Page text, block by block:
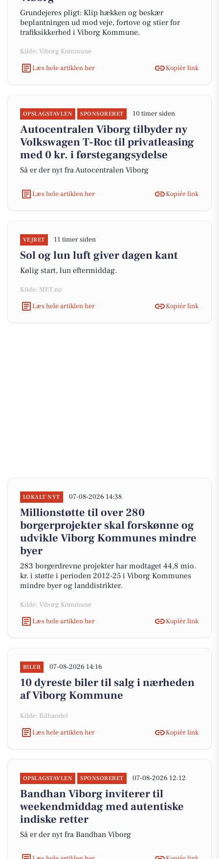
Grundejeres pligt: Klip hækken og beskær
beplantningen ud mod veje, fortove og stier for
trafiksikkerhed i Viborg Kommune.
Kilde: Viborg Kommune
Læs hele artiklen her
Kopiér link
OPSLAGSTAVLEN SPONSORERET 10 timer siden
Autocentralen Viborg tilbyder ny
Volkswagen T-Roc til privatleasing
med 0 kr. i førstegangsydelse
Så er der nyt fra Autocentralen Viborg
Læs hele artiklen her Kopiér link
VEJRET 11 timer siden
Sol og lun luft giver dagen kant
Kølig start, lun eftermiddag.
Kilde: MET.no
Læs hele artiklen her
Kopiér link
LOKALT NYT 07-08-2026 14:38
Millionstøtte til over 280
borgerprojekter skal forskønne og
udvikle Viborg Kommunes mindre
byer
283 borgerdrevne projekter har modtaget 44,8 mio.
kr. i støtte i perioden 2012-25 i Viborg Kommunes
mindre byer og landdistrikter.
Kilde: Viborg Kommune
Læs hele artiklen her
Kopiér link
BILER 07-08-2026 14:16
10 dyreste biler til salg i nærheden
af Viborg Kommune
Kilde: Bilhandel
Læs hele artiklen her
Kopiér link
OPSLAGSTAVLEN SPONSORERET 07-08-2026 12:12
Bandhan Viborg inviterer til
weekendmiddag med autentiske
indiske retter
Så er der nyt fra Bandhan Viborg